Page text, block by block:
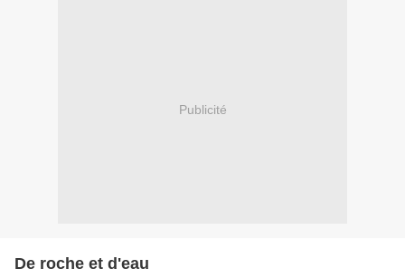
Publicité
De roche et d'eau